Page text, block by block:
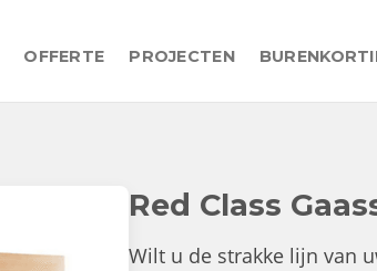
OFFERTE PROJECTEN
Red Class
Wilt u de strakke lijn van